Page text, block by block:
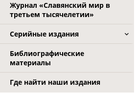
Журнал «Славянский мир в
третьем тысячелетии»
Серийные издания
Библиографические
материалы
Где найти наши издания